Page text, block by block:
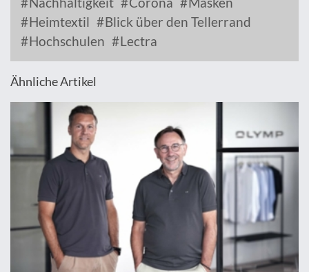
Heimtextil
Blick über den Tellerrand
Hochschulen
Lectra
Ähnliche Artikel